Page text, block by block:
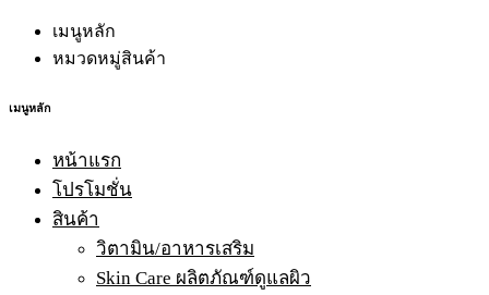
เมนูหลัก
หมวดหมู่สินค้า
เมนูหลัก
หน้าแรก
โปรโมชั่น
สินค้า
วิตามิน/อาหารเสริม
Skin Care ผลิตภัณฑ์ดูแลผิว